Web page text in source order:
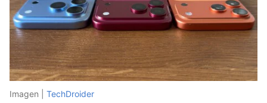
Imagen | TechDroider